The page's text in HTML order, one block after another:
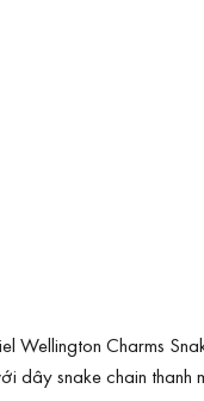
Wellington Charms
dây snake chain